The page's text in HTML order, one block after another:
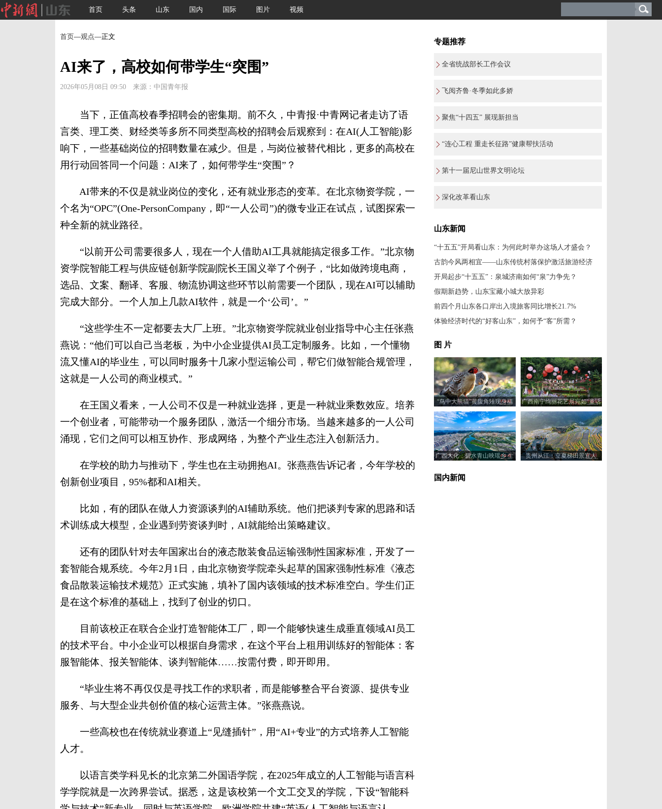
首页 头条 山东 国内 国际 图片 视频
首页—观点—正文
AI来了，高校如何带学生“突围”
2026年05月08日 09:50 来源：中国青年报
当下，正值高校春季招聘会的密集期。前不久，中青报·中青网记者走访了语
言类、理工类、财经类等多所不同类型高校的招聘会后观察到：在AI(人工智能)影
响下，一些基础岗位的招聘数量在减少。但是，与岗位被替代相比，更多的高校在
用行动回答同一个问题：AI来了，如何带学生“突围”？
AI带来的不仅是就业岗位的变化，还有就业形态的变革。在北京物资学院，一
个名为“OPC”(One-PersonCompany，即“一人公司”)的微专业正在试点，试图探索一
种全新的就业路径。
“以前开公司需要很多人，现在一个人借助AI工具就能搞定很多工作。”北京物
资学院智能工程与供应链创新学院副院长王国义举了个例子，“比如做跨境电商，
选品、文案、翻译、客服、物流协调这些环节以前需要一个团队，现在AI可以辅助
完成大部分。一个人加上几款AI软件，就是一个‘公司’。”
“这些学生不一定都要去大厂上班。”北京物资学院就业创业指导中心主任张燕
燕说：“他们可以自己当老板，为中小企业提供AI员工定制服务。比如，一个懂物
流又懂AI的毕业生，可以同时服务十几家小型运输公司，帮它们做智能合规管理，
这就是一人公司的商业模式。”
在王国义看来，一人公司不仅是一种就业选择，更是一种就业乘数效应。培养
一个创业者，可能带动一个服务团队，激活一个细分市场。当越来越多的一人公司
涌现，它们之间可以相互协作、形成网络，为整个产业生态注入创新活力。
在学校的助力与推动下，学生也在主动拥抱AI。张燕燕告诉记者，今年学校的
创新创业项目，95%都和AI相关。
比如，有的团队在做人力资源谈判的AI辅助系统。他们把谈判专家的思路和话
术训练成大模型，企业遇到劳资谈判时，AI就能给出策略建议。
还有的团队针对去年国家出台的液态散装食品运输强制性国家标准，开发了一
套智能合规系统。今年2月1日，由北京物资学院牵头起草的国家强制性标准《液态
食品散装运输技术规范》正式实施，填补了国内该领域的技术标准空白。学生们正
是在这个标准的基础上，找到了创业的切口。
目前该校正在联合企业打造智能体工厂，即一个能够快速生成垂直领域AI员工
的技术平台。中小企业可以根据自身需求，在这个平台上租用训练好的智能体：客
服智能体、报关智能体、谈判智能体……按需付费，即开即用。
“毕业生将不再仅仅是寻找工作的求职者，而是能够整合平台资源、提供专业
服务、与大型企业共创价值的核心运营主体。”张燕燕说。
一些高校也在传统就业赛道上“见缝插针”，用“AI+专业”的方式培养人工智能
人才。
以语言类学科见长的北京第二外国语学院，在2025年成立的人工智能与语言科
学学院就是一次跨界尝试。据悉，这是该校第一个文工交叉的学院，下设“智能科
专题推荐
全省统战部长工作会议
飞阅齐鲁·冬季如此多娇
聚焦“十四五” 展现新担当
“连心工程 重走长征路”健康帮扶活动
第十一届尼山世界文明论坛
深化改革看山东
山东新闻
“十五五”开局看山东：为何此时举办这场人才盛会？
古韵今风两相宜——山东传统村落保护激活旅游经济
开局起步“十五五”：泉城济南如何“泉”力争先？
假期新趋势，山东宝藏小城大放异彩
前四个月山东各口岸出入境旅客同比增长21.7%
体验经济时代的“好客山东”，如何予“客”所需？
图 片
“鸟中大熊猫”黄腹角雉现身福
建建瓯
广西南宁绚丽花艺展宛如“童话
世界”
广西大化：碧水青山映瑶乡 生
贵州从江：立夏梯田景宜人
国内新闻